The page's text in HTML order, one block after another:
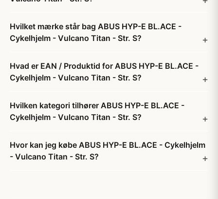
Hvilket mærke står bag ABUS HYP-E BL.ACE -
Cykelhjelm - Vulcano Titan - Str. S?
Hvad er EAN / Produktid for ABUS HYP-E BL.ACE -
Cykelhjelm - Vulcano Titan - Str. S?
Hvilken kategori tilhører ABUS HYP-E BL.ACE -
Cykelhjelm - Vulcano Titan - Str. S?
Hvor kan jeg købe ABUS HYP-E BL.ACE - Cykelhjelm
- Vulcano Titan - Str. S?